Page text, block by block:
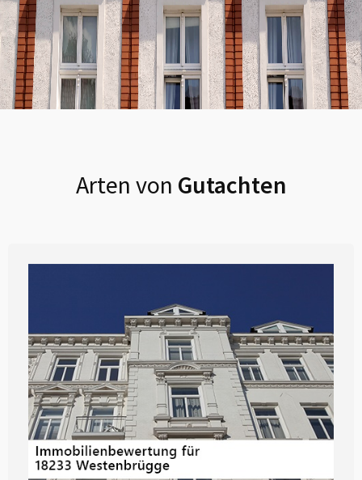
Arten von Gutachten